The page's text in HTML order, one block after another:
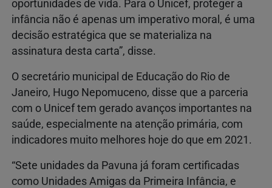
oportunidades de vida. Para o Unicef, proteger a
infância não é apenas um imperativo moral, é uma
decisão estratégica que se materializa na
assinatura desta carta”, disse.
O secretário municipal de Educação do Rio de
Janeiro, Hugo Nepomuceno, disse que a parceria
com o Unicef tem gerado avanços importantes na
saúde, especialmente na atenção primária, com
indicadores muito melhores hoje do que em 2021.
“Sete unidades da Pavuna já foram certificadas
como Unidades Amigas da Primeira Infância, e